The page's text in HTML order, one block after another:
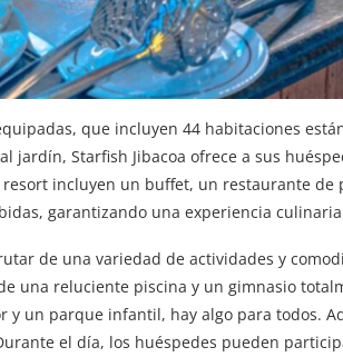
que incluyen 44 habitaciones
jardín, Starfish Jibacoa ofrece a sus
incluyen un buffet, un restaurante
garantizando una experiencia
de una variedad de actividades y
una reluciente piscina y un gimnasio
y un parque infantil, hay algo para todos.
el día, los huéspedes pueden